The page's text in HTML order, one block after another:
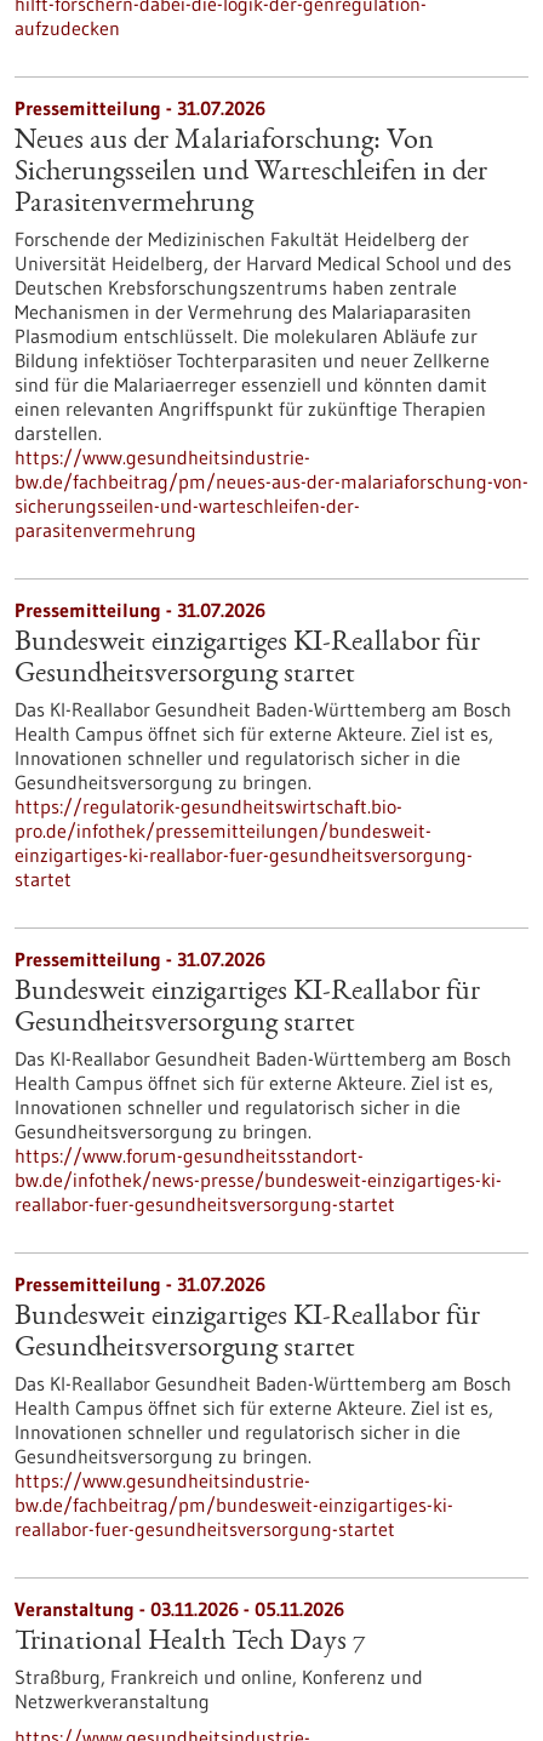
aufzudecken
Pressemitteilung - 31.07.2026
Neues aus der Malariaforschung: Von
Sicherungsseilen und Warteschleifen in der
Parasitenvermehrung
Forschende der Medizinischen Fakultät Heidelberg der
Universität Heidelberg, der Harvard Medical School und des
Deutschen Krebsforschungszentrums haben zentrale
Mechanismen in der Vermehrung des Malariaparasiten
Plasmodium entschlüsselt. Die molekularen Abläufe zur
Bildung infektiöser Tochterparasiten und neuer Zellkerne
sind für die Malariaerreger essenziell und könnten damit
einen relevanten Angriffspunkt für zukünftige Therapien
darstellen.
https://www.gesundheitsindustrie-
bw.de/fachbeitrag/pm/neues-aus-der-malariaforschung-von-
sicherungsseilen-und-warteschleifen-der-
parasitenvermehrung
Pressemitteilung - 31.07.2026
Bundesweit einzigartiges KI-Reallabor für
Gesundheits­versorgung startet
Das KI-Reallabor Gesundheit Baden-Württemberg am Bosch
Health Campus öffnet sich für externe Akteure. Ziel ist es,
Innovationen schneller und regulatorisch sicher in die
Gesundheitsversorgung zu bringen.
https://regulatorik-gesundheitswirtschaft.bio-
pro.de/infothek/pressemitteilungen/bundesweit-
einzigartiges-ki-reallabor-fuer-gesundheitsversorgung-
startet
Pressemitteilung - 31.07.2026
Bundesweit einzigartiges KI-Reallabor für
Gesundheits­versorgung startet
Das KI-Reallabor Gesundheit Baden-Württemberg am Bosch
Health Campus öffnet sich für externe Akteure. Ziel ist es,
Innovationen schneller und regulatorisch sicher in die
Gesundheitsversorgung zu bringen.
https://www.forum-gesundheitsstandort-
bw.de/infothek/news-presse/bundesweit-einzigartiges-ki-
reallabor-fuer-gesundheitsversorgung-startet
Pressemitteilung - 31.07.2026
Bundesweit einzigartiges KI-Reallabor für
Gesundheits­versorgung startet
Das KI-Reallabor Gesundheit Baden-Württemberg am Bosch
Health Campus öffnet sich für externe Akteure. Ziel ist es,
Innovationen schneller und regulatorisch sicher in die
Gesundheitsversorgung zu bringen.
https://www.gesundheitsindustrie-
bw.de/fachbeitrag/pm/bundesweit-einzigartiges-ki-
reallabor-fuer-gesundheitsversorgung-startet
Veranstaltung - 03.11.2026 - 05.11.2026
Trinational Health Tech Days 7
Straßburg, Frankreich und online, Konferenz und
Netzwerkveranstaltung